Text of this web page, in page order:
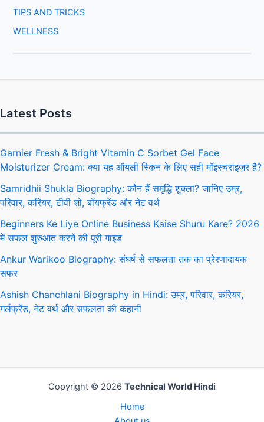
TIPS AND TRICKS
WELLNESS
Latest Posts
Garnier Fresh & Bright Vitamin C Sorbet Gel Face
Moisturizer Cream: क्या यह ऑयली स्किन के लिए सही मॉइस्चराइज़र है?
Samridhii Shukla Biography: कौन हैं समृद्धि शुक्ला? जानिए उम्र,
परिवार, करियर, टीवी शो, बॉयफ्रेंड और नेट वर्थ
Beginners Ke Liye Online Business Kaise Shuru Kare? 2026
में सफल शुरुआत करने की पूरी गाइड
Ankur Warikoo Biography: संघर्ष से सफलता तक का प्रेरणादायक
सफर
Ashish Chanchlani Biography in Hindi: उम्र, परिवार, करियर,
गर्लफ्रेंड, नेट वर्थ और सफलता की कहानी
Copyright © 2026 Technical World Hindi
Home